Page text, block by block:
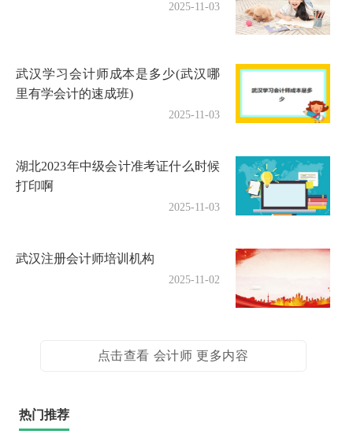
2025-11-03
武汉学习会计师成本是多少(武汉哪
里有学会计的速成班)
2025-11-03
湖北2023年中级会计准考证什么时候
打印啊
2025-11-03
武汉注册会计师培训机构
2025-11-02
点击查看 会计师 更多内容
热门推荐